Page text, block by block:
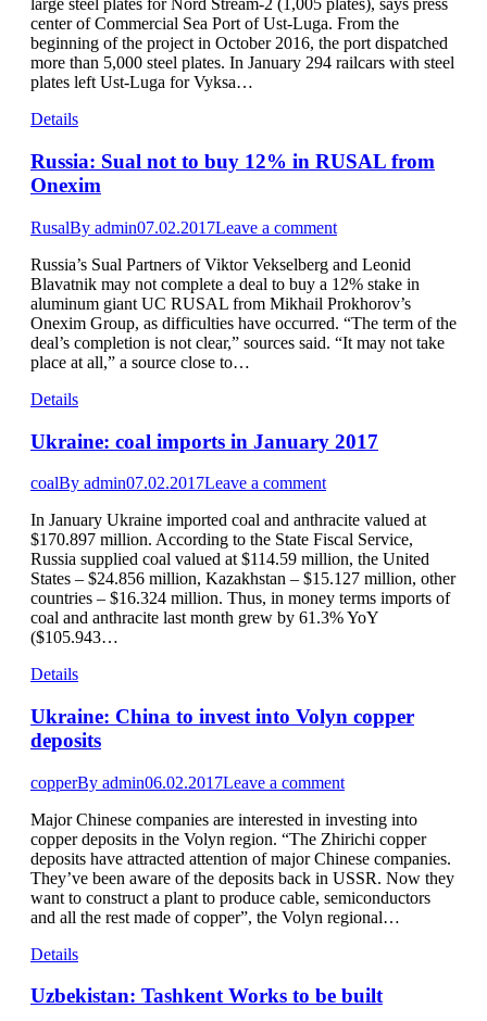
large steel plates for Nord Stream-2 (1,005 plates), says press
center of Commercial Sea Port of Ust-Luga. From the
beginning of the project in October 2016, the port dispatched
more than 5,000 steel plates. In January 294 railcars with steel
plates left Ust-Luga for Vyksa…
Details
Russia: Sual not to buy 12% in RUSAL from
Onexim
RusalBy admin07.02.2017Leave a comment
Russia’s Sual Partners of Viktor Vekselberg and Leonid
Blavatnik may not complete a deal to buy a 12% stake in
aluminum giant UC RUSAL from Mikhail Prokhorov’s
Onexim Group, as difficulties have occurred. “The term of the
deal’s completion is not clear,” sources said. “It may not take
place at all,” a source close to…
Details
Ukraine: coal imports in January 2017
coalBy admin07.02.2017Leave a comment
In January Ukraine imported coal and anthracite valued at
$170.897 million. According to the State Fiscal Service,
Russia supplied coal valued at $114.59 million, the United
States – $24.856 million, Kazakhstan – $15.127 million, other
countries – $16.324 million. Thus, in money terms imports of
coal and anthracite last month grew by 61.3% YoY
($105.943…
Details
Ukraine: China to invest into Volyn copper
deposits
copperBy admin06.02.2017Leave a comment
Major Chinese companies are interested in investing into
copper deposits in the Volyn region. “The Zhirichi copper
deposits have attracted attention of major Chinese companies.
They’ve been aware of the deposits back in USSR. Now they
want to construct a plant to produce cable, semiconductors
and all the rest made of copper”, the Volyn regional…
Details
Uzbekistan: Tashkent Works to be built